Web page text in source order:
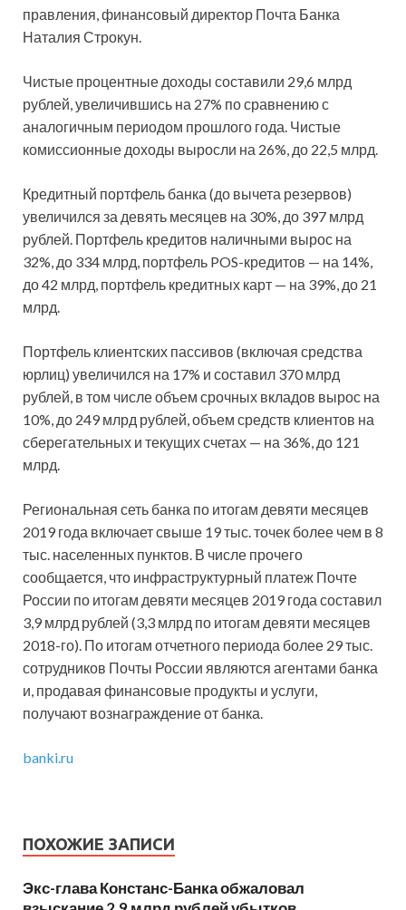
правления, финансовый директор Почта Банка
Наталия Строкун.
Чистые процентные доходы составили 29,6 млрд
рублей, увеличившись на 27% по сравнению с
аналогичным периодом прошлого года. Чистые
комиссионные доходы выросли на 26%, до 22,5 млрд.
Кредитный портфель банка (до вычета резервов)
увеличился за девять месяцев на 30%, до 397 млрд
рублей. Портфель кредитов наличными вырос на
32%, до 334 млрд, портфель POS-кредитов — на 14%,
до 42 млрд, портфель кредитных карт — на 39%, до 21
млрд.
Портфель клиентских пассивов (включая средства
юрлиц) увеличился на 17% и составил 370 млрд
рублей, в том числе объем срочных вкладов вырос на
10%, до 249 млрд рублей, объем средств клиентов на
сберегательных и текущих счетах — на 36%, до 121
млрд.
Региональная сеть банка по итогам девяти месяцев
2019 года включает свыше 19 тыс. точек более чем в 8
тыс. населенных пунктов. В числе прочего
сообщается, что инфраструктурный платеж Почте
России по итогам девяти месяцев 2019 года составил
3,9 млрд рублей (3,3 млрд по итогам девяти месяцев
2018-го). По итогам отчетного периода более 29 тыс.
сотрудников Почты России являются агентами банка
и, продавая финансовые продукты и услуги,
получают вознаграждение от банка.
banki.ru
ПОХОЖИЕ ЗАПИСИ
Экс-глава Констанс-Банка обжаловал